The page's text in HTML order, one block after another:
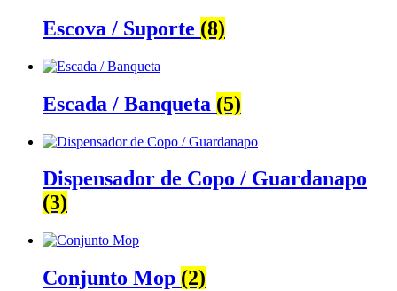
Escova / Suporte (8)
Escada / Banqueta (5)
Dispensador de Copo / Guardanapo
(3)
Conjunto Mop (2)